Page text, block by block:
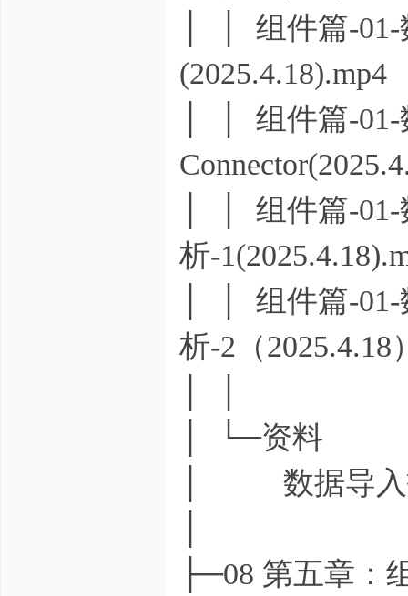
│ │ 组件篇-01-
(2025.4.18).mp4
│ │ 组件篇-01-
│ │ 组件篇-01-
析-
│ │ 组件篇-01-
析-2（2025.4.18
│ └─资料
│ 数据导入
├─08 第五章：